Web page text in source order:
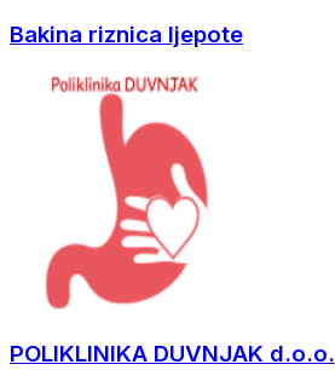
Bakina riznica ljepote
POLIKLINIKA DUVNJAK d.o.o.